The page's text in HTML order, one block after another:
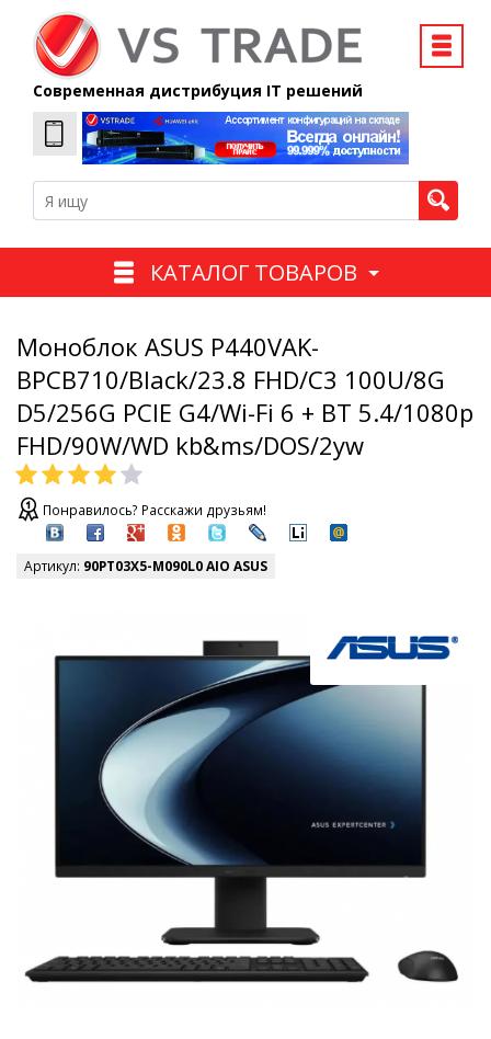
Современная дистрибуция IT решений
КАТАЛОГ ТОВАРОВ
Моноблок ASUS P440VAK-
BPCB710/Black/23.8 FHD/C3 100U/8G
D5/256G PCIE G4/Wi-Fi 6 + BT 5.4/1080p
FHD/90W/WD kb&ms/DOS/2yw
Понравилось? Расскажи друзьям!
Артикул: 90PT03X5-M090L0 AIO ASUS